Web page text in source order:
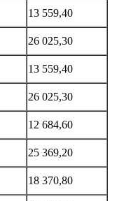
13 559,40
26 025,30
13 559,40
26 025,30
12 684,60
25 369,20
18 370,80